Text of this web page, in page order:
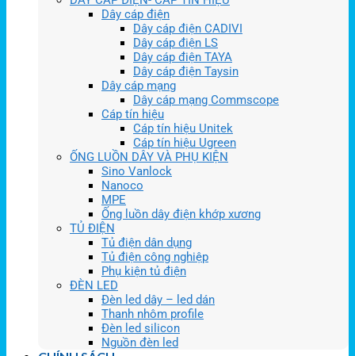
Dây cáp điện
Dây cáp điện CADIVI
Dây cáp điện LS
Dây cáp điện TAYA
Dây cáp điện Taysin
Dây cáp mạng
Dây cáp mạng Commscope
Cáp tín hiệu
Cáp tín hiệu Unitek
Cáp tín hiệu Ugreen
ỐNG LUỒN DÂY VÀ PHỤ KIỆN
Sino Vanlock
Nanoco
MPE
Ống luồn dây điện khớp xương
TỦ ĐIỆN
Tủ điện dân dụng
Tủ điện công nghiệp
Phụ kiện tủ điện
ĐÈN LED
Đèn led dây – led dán
Thanh nhôm profile
Đèn led silicon
Nguồn đèn led